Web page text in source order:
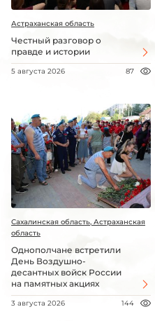
Астраханская область
Честный разговор о
правде и истории
5 августа 2026 87
Сахалинская область, Астраханская
область
Однополчане встретили
День Воздушно-
десантных войск России
на памятных акциях
3 августа 2026 144